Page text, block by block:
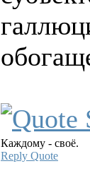
Каждому - своё.
Reply Quote